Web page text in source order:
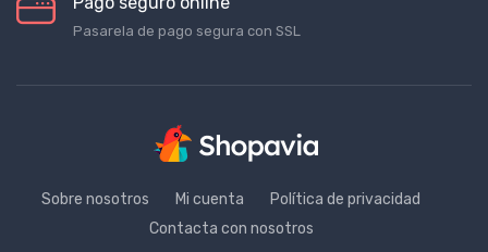
Pago seguro online
Pasarela de pago segura con SSL
Sobre nosotros Mi cuenta
Política de privacidad
Contacta con nosotros